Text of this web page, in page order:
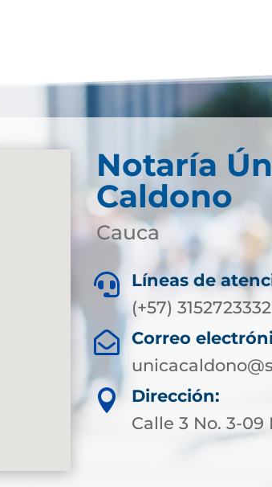
Notaría
Caldono
Cauca

Líneas de
(+57) 3152723332

Correo

Dirección:
Calle 3 No. 3-09